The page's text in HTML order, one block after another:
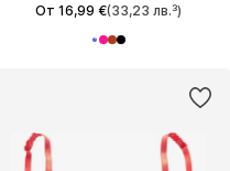
От 16,99 €(33,23 лв.³)